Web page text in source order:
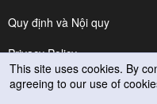
Quy định và Nội quy
Privacy Policy
Trợ giúp
This site uses cookies. By
agreeing to our use of